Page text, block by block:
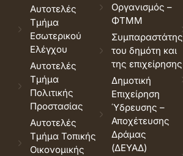
Αυτοτελές
Τμήμα
Εσωτερικού
Ελέγχου
Αυτοτελές
Τμήμα
Πολιτικής
Προστασίας
Αυτοτελές
Τμήμα Τοπικής
Οικονομικής
Οργανισμός –
ΦΤΜΜ
Συμπαραστάτης
του δημότη και
της επιχείρησης
Δημοτική
Επιχείρηση
Ύδρευσης –
Αποχέτευσης
Δράμας
(ΔΕΥΑΔ)